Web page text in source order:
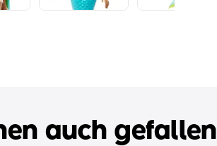
auch gefallen